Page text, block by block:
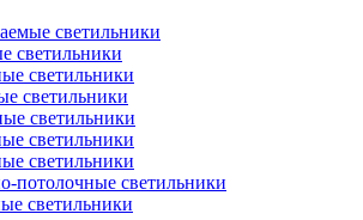
светильники
светильники
светильники
светильники
светильники
светильники
светильники
потолочные светильники
светильники